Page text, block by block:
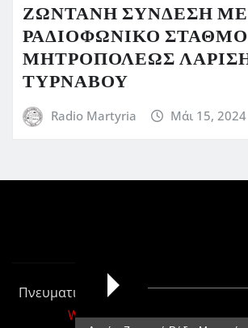
ΖΩΝΤΑΝΗ ΣΥΝΔΕΣΗ
ΡΑΔΙΟΦΩΝΙΚΟ ΣΤΑΘΜΟ
ΜΗΤΡΟΠΟΛΕΩΣ
ΤΥΡΝΑΒΟΥ
Radio Martyria Μάι 15, 2024
Πνευματικά Δικαιώματα © 2026 | Με
WordPress|Newsioαπό